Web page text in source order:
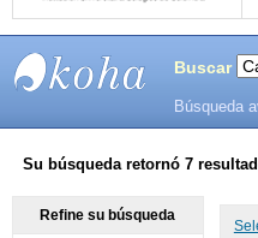
SISTEMAS
DE
Buscar
Búsqueda
Su búsqueda retornó 7
Refine su búsqueda